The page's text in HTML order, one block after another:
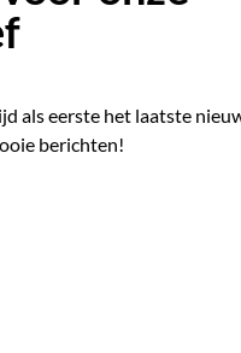
als eerste het laatste
berichten!